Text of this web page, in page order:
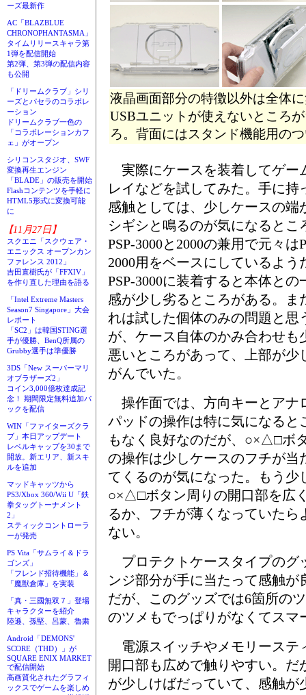
ーズ最新作
AC「BLAZBLUE
CHRONOPHANTASMA」
タイムリリースキャラ第
1弾を配信開始
第2弾、第3弾の配信内容
も公開
「ドリームクラブ」シリ
ーズとパセラのコラボレ
ーション
ドリームクラブ一色の
「コラボレーションカフ
ェ」がオープン
シリコンスタジオ、SWF
変換再生エンジン
「BLADE」の販売を開始
Flashコンテンツを手軽に
HTML5形式に変換可能
に
【11月27日】
スクエニ「スクウェア・
エニックス オープンカン
ファレンス 2012」
吉田直樹氏が「FFXIV」
を作り直した理由を語る
「Intel Extreme Masters
Season7 Singapore」大会
レポート
「SC2」は韓国STING選
手が優勝、BenQ所属の
Grubby選手は準優勝
3DS「New スーパーマリ
オブラザーズ2」
コイン3,000億枚達成記
念！ 期間限定無料追加パ
ックを配信
WIN「ファイターズクラ
ブ」本日アップデート
レベルキャップを30まで
開放。新エリア、新スキ
ルを追加
マッドキャッツから
PS3/Xbox 360/Wii U「鉄
拳タッグトーナメント
2」
スティックコントローラ
ーが発売
PS Vita「サムライ＆ドラ
ゴンズ」
「フレンド招待機能」＆
「魔獣倉庫」を実装
「真・三國無双７」登場
キャラクターを紹介
陸遜、孫堅、呂蒙、魯粛
Android「DEMONS'
SCORE（THD）」が
SQUARE ENIX MARKET
で配信開始
高画質化されたグラフィ
ックスでゲームを楽しめ
液晶画面部分の特徴以外は全体
USBユニットが使えないところ
ろ。背面にはスタンド機能用の
実際にケースを装着してゲー
レイなどを試してみた。手に持
感触としては、少しケースの端
シギシと鳴るのが気になるとこ
PSP-3000と2000の兼用で元々は
2000用をベースにしているよう
PSP-3000に装着すると本体との
感が少し劣るところがある。ま
れは試した個体のみの問題と思
が、ケース自体のかみ合わせも
悪いところがあって、上部が少
がんでいた。
操作面では、方向キーとアナ
パッドの操作は特に気になると
もなく良好なのだが、○×△□ボ
の操作は少しケースのフチが当
てくるのが気になった。もう少
○×△□ボタン周りの開口部を広
るか、フチが薄くなっていたら
ない。
プロテクトケースタイプのグ
ンジ部分が手に当たって感触が
だが、このグッズでは6箇所の
のツメもでっぱりがなくてスマ
電源スイッチやメモリーステ
開口部も広めで触りやすい。だ
が少しけばだっていて、感触が